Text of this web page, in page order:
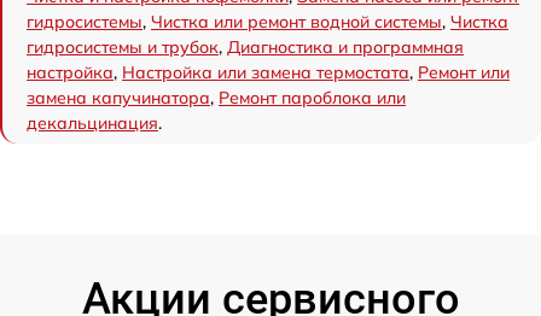
гидросистемы, Чистка или ремонт водной системы, Чистка
гидросистемы и трубок, Диагностика и программная
настройка, Настройка или замена термостата, Ремонт или
замена капучинатора, Ремонт пароблока или
декальцинация.
Акции сервисного